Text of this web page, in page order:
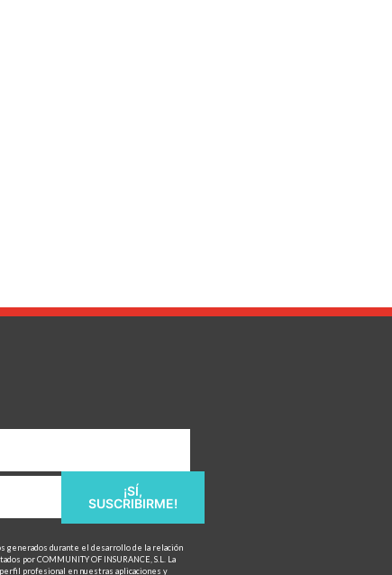
¡SÍ,
SUSCRIBIRME!
generados durante el desarrollo de la relación
por COMMUNITY OF INSURANCE, S.L. La
profesional en nuestras aplicaciones y